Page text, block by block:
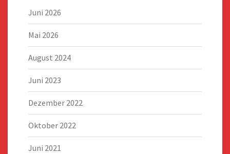
Juni 2026
Mai 2026
August 2024
Juni 2023
Dezember 2022
Oktober 2022
Juni 2021